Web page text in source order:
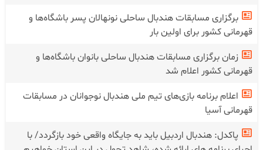
برگزاری مسابقات هندبال ساحلی نونهالان پسر باشگاه‌ها و
قهرمانی کشور برای اولین بار
زمان برگزاری مسابقات هندبال ساحلی بانوان باشگاه‌ها و
قهرمانی کشور اعلام شد
اعلام برنامه بازی‌های تیم ملی هندبال نوجوانان در مسابقات
قهرمانی آسیا
پاکدل: هندبال اردبیل باید به جایگاه واقعی خود بازگردد/ با